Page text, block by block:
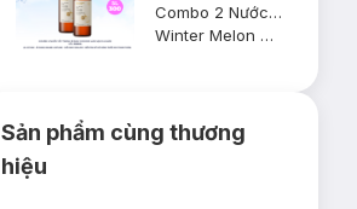
Combo 2 Nước Tẩy Trang Bí Đao Cocoon Làm Sạch & Giảm Dầu 500ml
Winter Melon Micellar Water
Sản phẩm cùng thương
hiệu